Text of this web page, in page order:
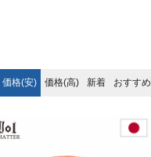
価格(安) 価格(高) 新着 おすすめ